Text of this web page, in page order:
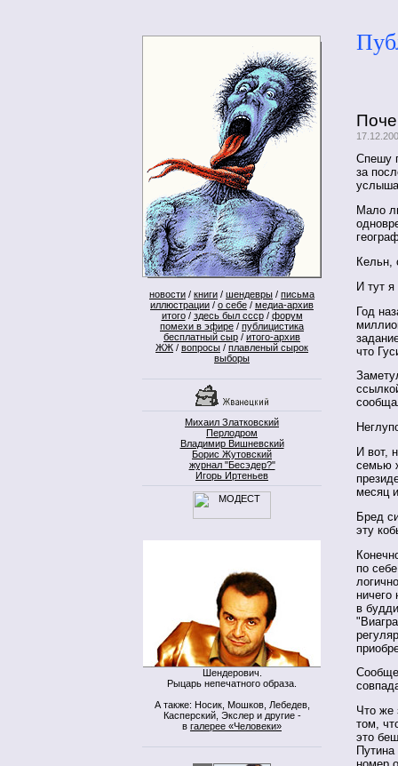
новости / книги / шендевры / письма
иллюстрации / о себе / медиа-архив
итого/ здесь был ссср/ форум
помехи в эфире / публицистика
бесплатный сыр / итого-архив
ЖЖ / вопросы / плавленый сырок
выборы
Михаил Златковский
Перлодром
Владимир Вишневский
Борис Жутовский
журнал "Бесэдер?"
Игорь Иртеньев
Шендерович.
Рыцарь непечатного образа.
А также: Носик, Мошков, Лебедев,
Касперский, Экслер и другие -
в галерее «Человеки»
Спешу
за
Мало
Кельн,
И тут
Год
что
И вот,
семью
месяц
Бред
эту
по
в
Что же
том,
это